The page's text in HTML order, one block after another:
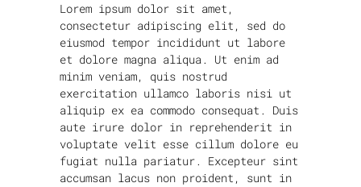
Lorem ipsum dolor sit amet,
consectetur adipiscing elit, sed do
eiusmod tempor incididunt ut labore
et dolore magna aliqua. Ut enim ad
minim veniam, quis nostrud
exercitation ullamco laboris nisi ut
aliquip ex ea commodo consequat. Duis
aute irure dolor in reprehenderit in
voluptate velit esse cillum dolore eu
fugiat nulla pariatur. Excepteur sint
accumsan lacus non proident, sunt in